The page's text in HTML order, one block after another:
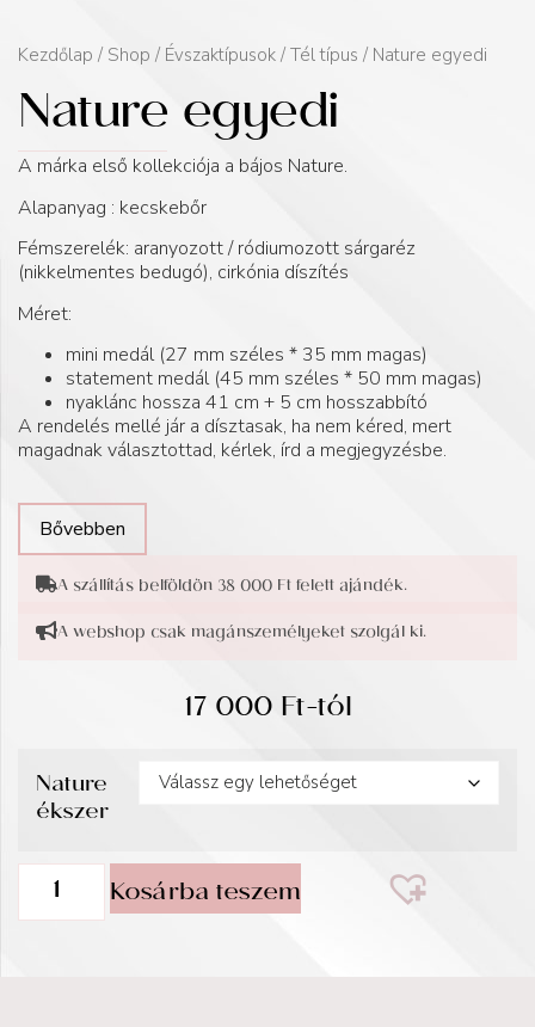
Kezdőlap / Shop / Évszaktípusok / Tél típus / Nature egyedi
Nature egyedi
A márka első kollekciója a bájos Nature.
Alapanyag : kecskebőr
Fémszerelék: aranyozott / ródiumozott sárgaréz
(nikkelmentes bedugó), cirkónia díszítés
Méret:
mini medál (27 mm széles * 35 mm magas)
statement medál (45 mm széles * 50 mm magas)
nyaklánc hossza 41 cm + 5 cm hosszabbító
A rendelés mellé jár a dísztasak, ha nem kéred, mert
magadnak választottad, kérlek, írd a megjegyzésbe.
Bővebben
A szállítás belföldön 38 000 Ft felett ajándék.
A webshop csak magánszemélyeket szolgál ki.
17 000Ft-tól
Nature
ékszer
Kosárba teszem